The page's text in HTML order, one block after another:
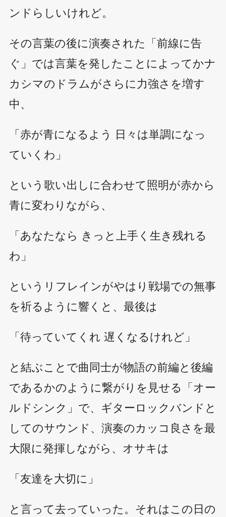
ンドらしいけれど。
その言葉の後に演奏された「前線に告
ぐ」では言葉を発したことによってかナ
カシマのドラムがさらに力強さを増す
中、
「赤が青になるよう 日々は単調になっ
ていくわ」
という歌い出しに合わせて照明が赤から
青に変わりながら、
「あなたなら きっと上手く生き残れる
わ」
というリフレインがやはり戦場での無事
を祈るように響くと、最後は
「待っていてくれ 遅くなるけれど」
と結ぶことで曲同士が物語の前編と後編
であるかのように繋がりを見せる「オー
ルドシンク」で、ギターロックバンドと
してのサウンド、演奏のカッコ良さを最
大限に発揮しながら、オサキは
「友達を大切に」
と言って去っていった。それはこの日の